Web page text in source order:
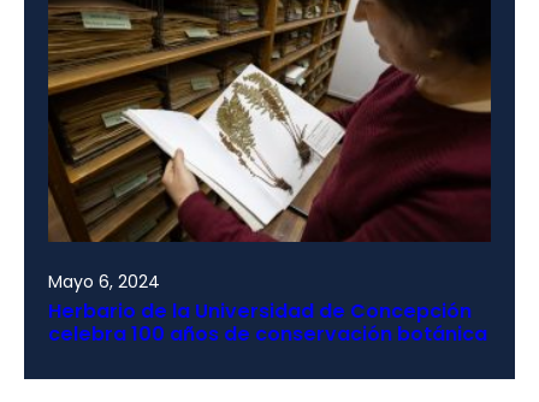
Mayo 6, 2024
Herbario de la Universidad de Concepción
celebra 100 años de conservación botánica